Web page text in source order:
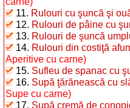
11. Rulouri cu şuncă şi
12. Rulouri de pâine cu
13. Rulouri de şuncă
14. Rulouri din costiţă
Aperitive cu carne)
15. Sufleu de spanac cu
16. Supă ţărănească cu
Supe cu carne)
17. Supă cremă de